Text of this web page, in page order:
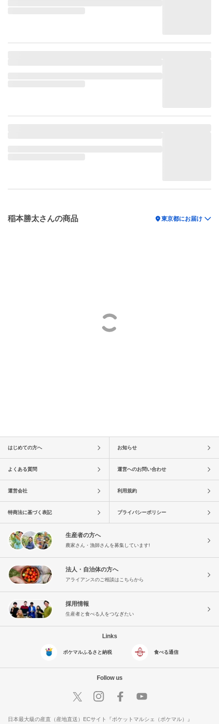
稲本勝太さんの商品 location_on東京都にお届け
はじめての方へ お知らせ
よくある質問 運営へのお問い合わせ
運営会社 利用規約
特商法に基づく表記 プライバシーポリシー
生産者の方へ
農家さん・漁師さんを募集しています!
法人・自治体の方へ
アライアンスのご相談はこちらから
採用情報
生産者と食べる人をつなぎたい
Links
ポケマルふるさと納税 食べる通信
Follow us
日本最大級の産直（産地直送）ECサイト『ポケットマルシェ（ポケマル）』